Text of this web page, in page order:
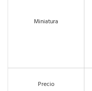
Miniatura
Precio